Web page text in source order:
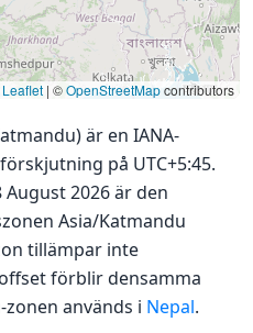
Leaflet | ©OpenStreetMapcontributors
är en IANA-
på UTC+5:45.
August 2026 är den
Asia/Katmandu
tillämpar inte
förblir densamma
används i Nepal.